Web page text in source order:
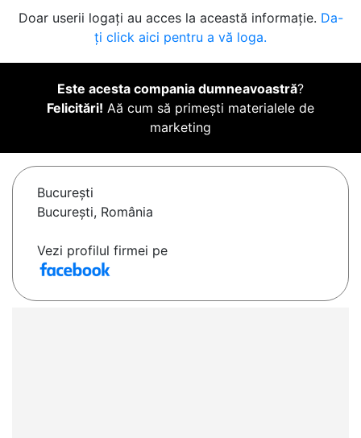
Doar userii logați au acces la această informație. Da-
ți click aici pentru a vă loga.
Este acesta compania dumneavoastră?
Felicitări! Aă cum să primești materialele de
marketing
Bucureşti
București, România
Vezi profilul firmei pe